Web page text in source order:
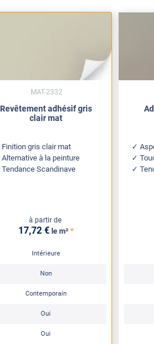
Revêtement adhésif gris
clair mat
Finition gris clair mat
Alternative à la peinture
Tendance Scandinave
à partir de
17,72 € le m² *
Intérieure
Non
Contemporain
Oui
Oui
MAT-2332